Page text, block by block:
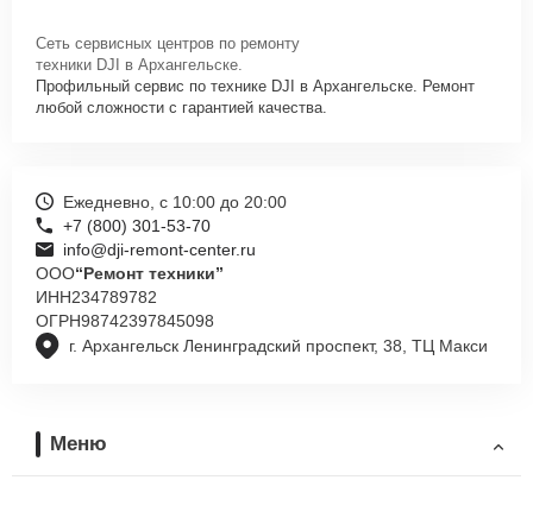
Сеть сервисных центров по ремонту
техники DJI в Архангельске.
Профильный сервис по технике DJI в Архангельске. Ремонт
любой сложности с гарантией качества.
г. Архангельск Ленинградский проспект, 38, ТЦ Макси
Ежедневно, с 10:00 до 20:00
+7 (800) 301-53-70
info@dji-remont-center.ru
ООО“Ремонт техники”
ИНН234789782
ОГРН98742397845098
Меню